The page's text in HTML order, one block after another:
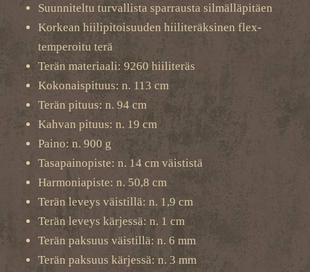
Suunniteltu turvallista sparrausta silmälläpitäen
Korkean hiilipitoisuuden hiiliteräksinen flex-
temperoitu terä
Terän materiaali: 9260 hiiliteräs
Kokonaispituus: n. 113 cm
Terän pituus: n. 94 cm
Kahvan pituus: n. 19 cm
Paino: n. 900 g
Tasapainopiste: n. 14 cm väististä
Harmoniapiste: n. 50,8 cm
Terän leveys väistillä: n. 1,9 cm
Terän leveys kärjessä: n. 1 cm
Terän paksuus väistillä: n. 6 mm
Terän paksuus kärjessä: n. 3 mm